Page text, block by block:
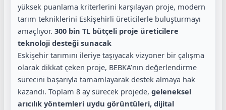
yüksek puanlama kriterlerini karşılayan proje, modern
tarım tekniklerini Eskişehirli üreticilerle buluşturmayı
amaçlıyor. 300 bin TL bütçeli proje üreticilere
teknoloji desteği sunacak
Eskişehir tarımını ileriye taşıyacak vizyoner bir çalışma
olarak dikkat çeken proje, BEBKA’nın değerlendirme
sürecini başarıyla tamamlayarak destek almaya hak
kazandı. Toplam 8 ay sürecek projede, geleneksel
arıcılık yöntemleri uydu görüntüleri, dijital